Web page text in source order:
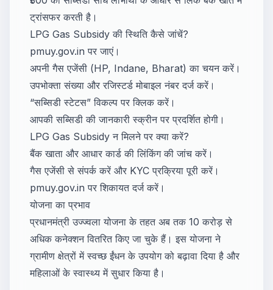
ट्रांसफर करती है।
LPG Gas Subsidy की स्थिति कैसे जांचें?
pmuy.gov.in पर जाएं।
अपनी गैस एजेंसी (HP, Indane, Bharat) का चयन करें।
उपभोक्ता संख्या और रजिस्टर्ड मोबाइल नंबर दर्ज करें।
“सब्सिडी स्टेटस” विकल्प पर क्लिक करें।
आपकी सब्सिडी की जानकारी स्क्रीन पर प्रदर्शित होगी।
LPG Gas Subsidy न मिलने पर क्या करें?
बैंक खाता और आधार कार्ड की लिंकिंग की जांच करें।
गैस एजेंसी से संपर्क करें और KYC प्रक्रिया पूरी करें।
pmuy.gov.in पर शिकायत दर्ज करें।
योजना का प्रभाव
प्रधानमंत्री उज्ज्वला योजना के तहत अब तक 10 करोड़ से
अधिक कनेक्शन वितरित किए जा चुके हैं। इस योजना ने
ग्रामीण क्षेत्रों में स्वच्छ ईंधन के उपयोग को बढ़ावा दिया है और
महिलाओं के स्वास्थ्य में सुधार किया है।